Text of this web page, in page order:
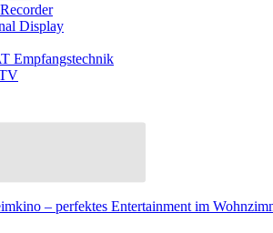
Display
Empfangstechnik
– perfektes Entertainment im